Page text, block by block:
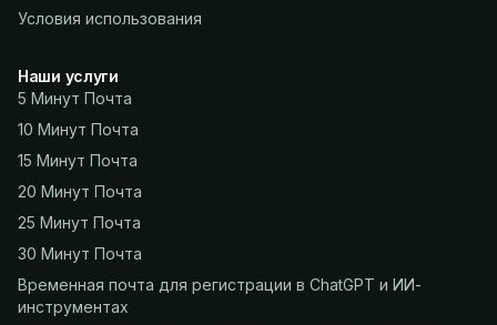
Условия использования
Наши услуги
5 Минут Почта
10 Минут Почта
15 Минут Почта
20 Минут Почта
25 Минут Почта
30 Минут Почта
Временная почта для регистрации в ChatGPT и ИИ-
инструментах